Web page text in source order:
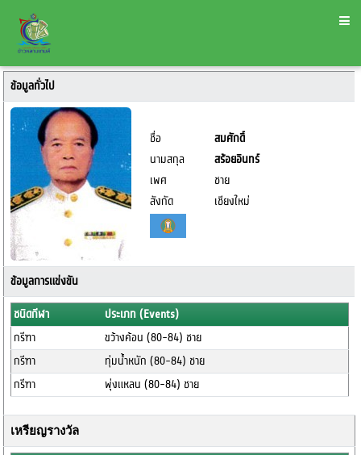
ข้อมูลทั่วไป
ชื่อ
สมศักดิ์
นามสกุล
สร้อยอินทร์
เพศ
ชาย
สังกัด
เชียงใหม่
ข้อมูลการแข่งขัน
ชนิดกีฬา
ประเภท (Events)
กรีฑา
ขว้างค้อน (80-84) ชาย
กรีฑา
ทุ่มน้ำหนัก (80-84) ชาย
กรีฑา
พุ่งแหลน (80-84) ชาย
เหรียญรางวัล